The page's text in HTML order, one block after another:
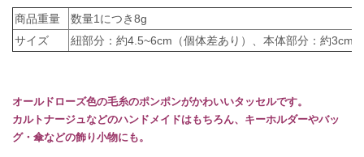
商品重量
数量1につき8g
サイズ
紐部分：約4.5~6cm（個体差あり）、本体部分：約3cm
オールドローズ色の毛糸のポンポンがかわいいタッセルです。
カルトナージュなどのハンドメイドはもちろん、キーホルダーやバッ
グ・傘などの飾り小物にも。